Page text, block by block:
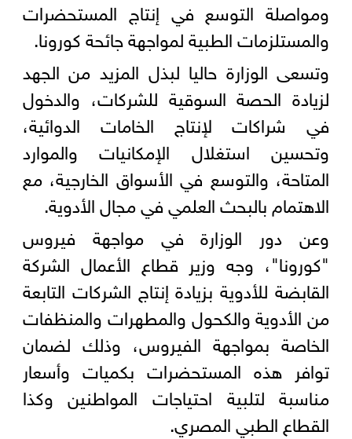
ومواصلة التوسع في إنتاج المستحضرات
والمستلزمات الطبية لمواجهة جائحة كورونا.
وتسعى الوزارة حاليا لبذل المزيد من الجهد
لزيادة الحصة السوقية للشركات، والدخول
في شراكات لإنتاج الخامات الدوائية،
وتحسين استغلال الإمكانيات والموارد
المتاحة، والتوسع في الأسواق الخارجية، مع
الاهتمام بالبحث العلمي في مجال الأدوية.
وعن دور الوزارة في مواجهة فيروس
"كورونا"، وجه وزير قطاع الأعمال الشركة
القابضة للأدوية بزيادة إنتاج الشركات التابعة
من الأدوية والكحول والمطهرات والمنظفات
الخاصة بمواجهة الفيروس، وذلك لضمان
توافر هذه المستحضرات بكميات وأسعار
مناسبة لتلبية احتياجات المواطنين وكذا
القطاع الطبي المصري.